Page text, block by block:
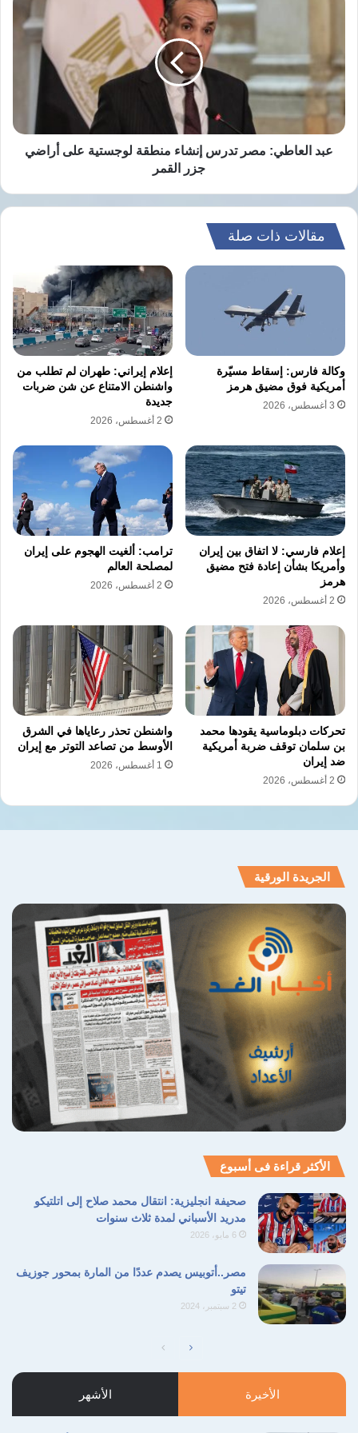
إنشاء
منطقة
لوجستية
على
أراضي
جزرعبد العاطي: مصر تدرس إنشاء منطقة لوجستية على أراضي
جزر القمر
مقالات ذات صلة
وكالة فارس: إسقاط مسيّرة
أمريكية فوق مضيق هرمز
3 أغسطس، 2026
إعلام إيراني: طهران لم تطلب من
واشنطن الامتناع عن شن ضربات
جديدة
2 أغسطس، 2026
إعلام فارسي: لا اتفاق بين إيران
وأمريكا بشأن إعادة فتح مضيق
هرمز
2 أغسطس، 2026
ترامب: ألغيت الهجوم على إيران
لمصلحة العالم
2 أغسطس، 2026
تحركات دبلوماسية يقودها محمد
بن سلمان توقف ضربة أمريكية
ضد إيران
2 أغسطس، 2026
واشنطن تحذر رعاياها في الشرق
الأوسط من تصاعد التوتر مع إيران
1 أغسطس، 2026
الجريدة الورقية
الأكثر قراءة فى أسبوع
صحيفة انجليزية: انتقال محمد صلاح إلى اتلتيكو
مدريد الأسباني لمدة ثلاث سنوات
6 مايو، 2026
مصر..أتوبيس يصدم عددًا من المارة بمحور جوزيف
تيتو
2 سبتمبر، 2024
الصفحة
السابقة
الصفحة
التالية
الأخيرة الأشهر